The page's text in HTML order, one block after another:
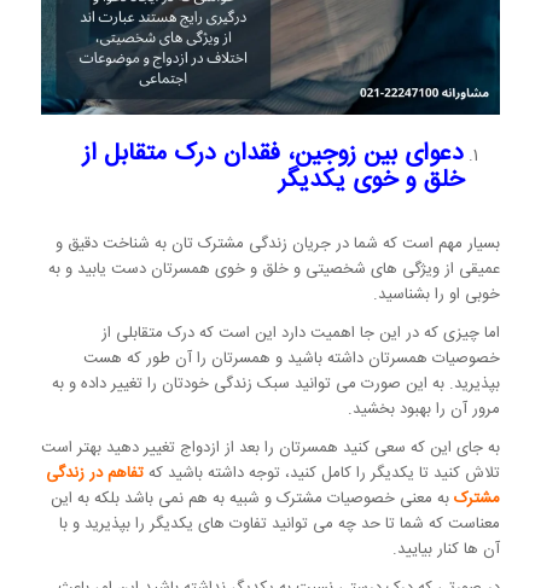
دعوای بین زوجین، فقدان درک متقابل از
خلق و خوی یکدیگر
بسیار مهم است که شما در جریان زندگی مشترک تان به شناخت دقیق و
عمیقی از ویژگی های شخصیتی و خلق و خوی همسرتان دست یابید و به
خوبی او را بشناسید.
اما چیزی که در این جا اهمیت دارد این است که درک متقابلی از
خصوصیات همسرتان داشته باشید و همسرتان را آن طور که هست
بپذیرید. به این صورت می توانید سبک زندگی خودتان را تغییر داده و به
مرور آن را بهبود بخشید.
به جای این که سعی کنید همسرتان را بعد از ازدواج تغییر دهید بهتر است
تلاش کنید تا یکدیگر را کامل کنید، توجه داشته باشید کهتفاهم در زندگی
مشترکبه معنی خصوصیات مشترک و شبیه به هم نمی باشد بلکه به این
معناست که شما تا حد چه می توانید تفاوت های یکدیگر را بپذیرید و با
آن ها کنار بیایید.